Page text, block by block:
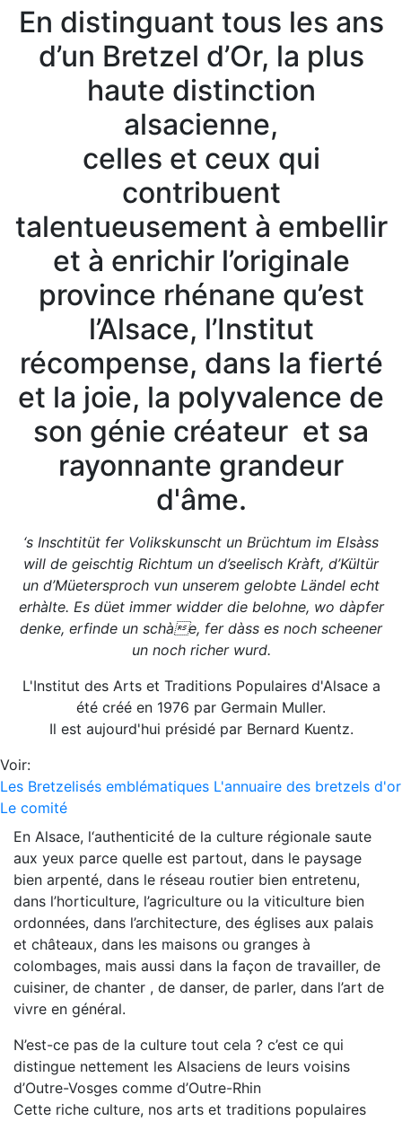
En distinguant tous les ans
d’un Bretzel d’Or, la plus
haute distinction
alsacienne,
celles et ceux qui
contribuent
talentueusement à embellir
et à enrichir l’originale
province rhénane qu’est
l’Alsace, l’Institut
récompense, dans la fierté
et la joie, la polyvalence de
son génie créateur et sa
rayonnante grandeur
d'âme.
‘s Inschtitüt fer Volikskunscht un Brüchtum im Elsàss
will de geischtig Richtum un d’seelisch Kràft, d’Kültür
un d’Müetersproch vun unserem gelobte Ländel echt
erhàlte. Es düet immer widder die belohne, wo dàpfer
denke, erfinde un schàe, fer dàss es noch scheener
un noch richer wurd.
L'Institut des Arts et Traditions Populaires d'Alsace a
été créé en 1976 par Germain Muller.
Il est aujourd'hui présidé par Bernard Kuentz.
Voir:
Les Bretzelisés emblématiques L'annuaire des bretzels d'or
Le comité
En Alsace, l‘authenticité de la culture régionale saute
aux yeux parce quelle est partout, dans le paysage
bien arpenté, dans le réseau routier bien entretenu,
dans l’horticulture, l’agriculture ou la viticulture bien
ordonnées, dans l’architecture, des églises aux palais
et châteaux, dans les maisons ou granges à
colombages, mais aussi dans la façon de travailler, de
cuisiner, de chanter , de danser, de parler, dans l’art de
vivre en général.
N’est-ce pas de la culture tout cela ? c’est ce qui
distingue nettement les Alsaciens de leurs voisins
d’Outre-Vosges comme d’Outre-Rhin
Cette riche culture, nos arts et traditions populaires